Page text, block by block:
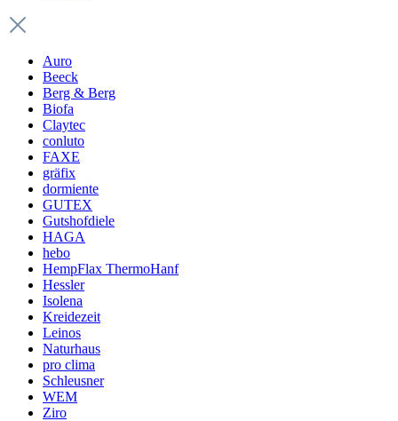
Auro
Beeck
Berg & Berg
Biofa
Claytec
conluto
FAXE
gräfix
dormiente
GUTEX
Gutshofdiele
HAGA
hebo
HempFlax ThermoHanf
Hessler
Isolena
Kreidezeit
Leinos
Naturhaus
pro clima
Schleusner
WEM
Ziro